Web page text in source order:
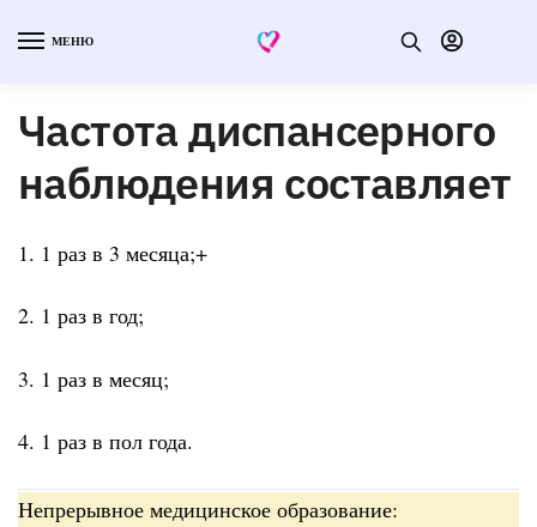
МЕНЮ
Частота диспансерного
наблюдения составляет
1. 1 раз в 3 месяца;+
2. 1 раз в год;
3. 1 раз в месяц;
4. 1 раз в пол года.
Непрерывное медицинское образование: